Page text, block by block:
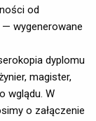
od
— wygenerowane
dyplomu
magister,
wglądu. W
o załączenie